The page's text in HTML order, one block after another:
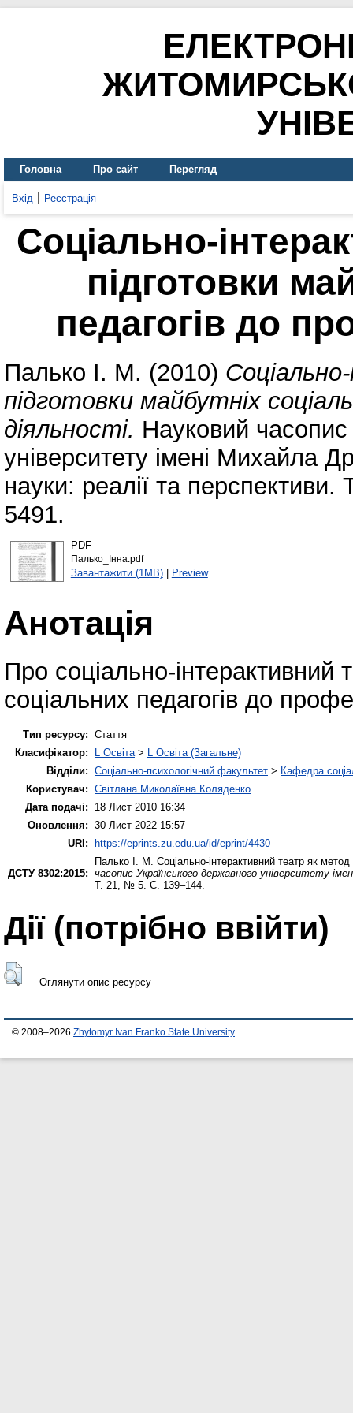
Головна Про сайт Перегляд
Вхід Реєстрація
Соціально-
підготовки
педагогів до
Палько І. М. (2010)
підготовки майбутніх
діяльності. Науковий часопис
університету імені Михайла
науки: реалії та
5491.
PDF
Палько_Інна.pdf
Завантажити (1MB)| Preview
Анотація
Про соціально-інтерактивний
соціальних педагогів до
Тип ресурсу: Стаття
Класифікатор:
L Освіта > L Освіта (Загальне)
Відділи: Соціально-психологічний факультет > Кафедра
Користувач: Світлана Миколаївна Коляденко
Дата подачі:
18 Лист 2010 16:34
Оновлення: 30 Лист 2022 15:57
URI: https://eprints.zu.edu.ua/id/eprint/4430
ДСТУ 8302:2015:
Палько І. М. Соціально-інтерактивний театр як
часопис Українського державного університету
Т. 21, № 5. С. 139–144.
Дії ​​(потрібно ввійти)
Оглянути опис ресурсу
© 2008–2026 Zhytomyr Ivan Franko State University